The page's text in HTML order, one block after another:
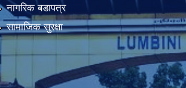
नागरिक बडापत्र
सामाजिक सुरक्षा